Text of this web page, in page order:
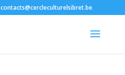
contacts@cercleculturelsibret.be